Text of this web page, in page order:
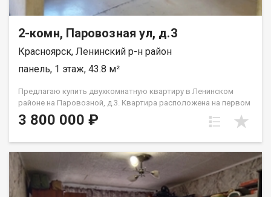
2-комн, Паровозная ул, д.3
Красноярск, Ленинский р-н район
панель, 1 этаж, 43.8 м²
Предлагаю купить двухкомнатную квартиру в Ленинском
районе на Паровозной, д.3. Квартира расположена на первом
этаже пятиэтажного панельного дома. Дом находится в тихом,
спокойном и очень зеленом районе, окна выходят во двор,
вместительная кладовка. Развитая инфраструктура, в
шаговой доступности школы, детские сада, Аэрокосмический
колледж, автобусные остановки и все необходимое для
комфортного проживания. Выход на сделку возможен после
3 800 000 ₽